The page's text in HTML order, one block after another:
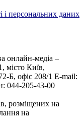
і персональних даних
онлайн-медіа –
місто Київ,
офіс 208/1 E-mail:
044-205-43-00
розміщених на
на